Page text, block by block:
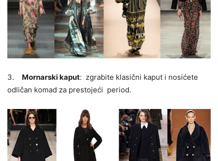
3. Mornarski kaput: zgrabite klasični kaput i nosićete
odličan komad za prestojeći period.